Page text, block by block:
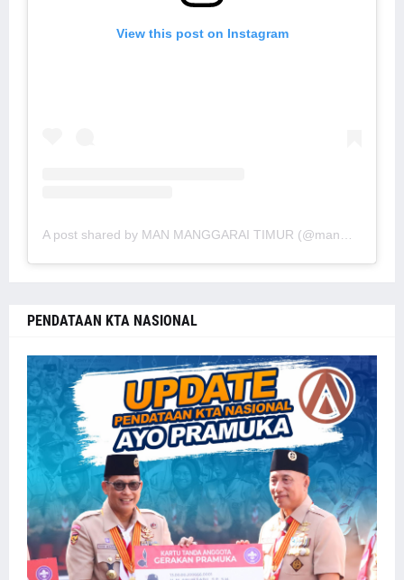
View this post on Instagram
A post shared by MAN MANGGARAI TIMUR (@manmanggaraitimur)
PENDATAAN KTA NASIONAL